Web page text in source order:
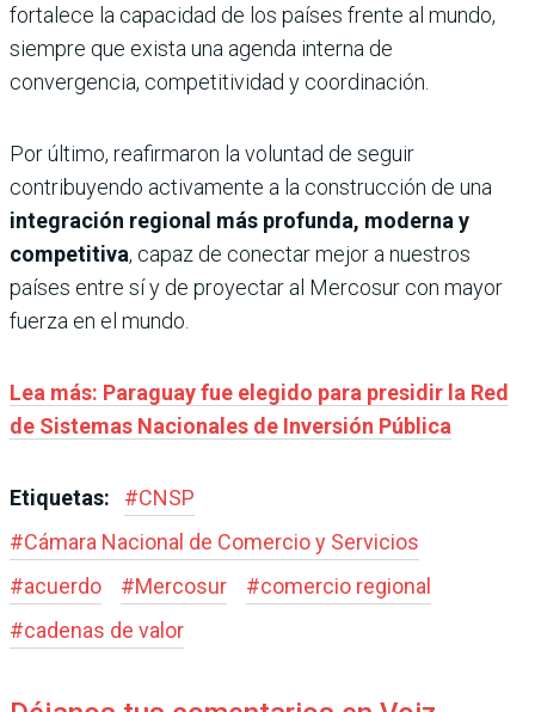
fortalece la capacidad de los países frente al mundo,
siempre que exista una agenda interna de
convergencia, competitividad y coordinación.
Por último, reafirmaron la voluntad de seguir
contribuyendo activamente a la construcción de una
integración regional más profunda, moderna y
competitiva, capaz de conectar mejor a nuestros
países entre sí y de proyectar al Mercosur con mayor
fuerza en el mundo.
Lea más: Paraguay fue elegido para presidir la Red
de Sistemas Nacionales de Inversión Pública
Etiquetas: #CNSP
#Cámara Nacional de Comercio y Servicios
#acuerdo #Mercosur #comercio regional
#cadenas de valor